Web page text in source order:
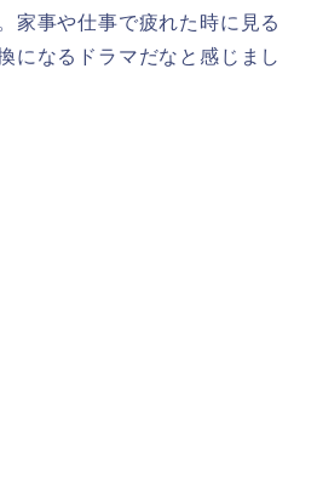
家事や仕事で疲れた時に見る
になるドラマだなと感じまし